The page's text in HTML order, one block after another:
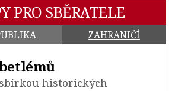
PRO SBĚRATELE
ZAHRANIČÍ
historických